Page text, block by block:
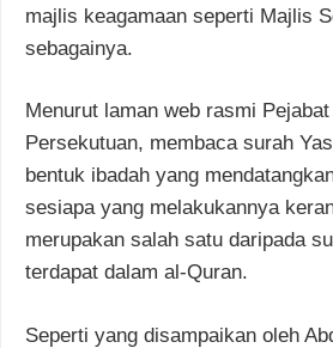
majlis keagamaan seperti Majlis
sebagainya.
Menurut laman web rasmi
Persekutuan, membaca surah
bentuk ibadah yang
sesiapa yang melakukannya
merupakan salah satu daripada
terdapat dalam al-Quran.
Seperti yang disampaikan oleh